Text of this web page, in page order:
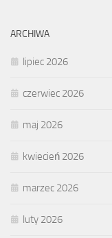
ARCHIWA
lipiec 2026
czerwiec 2026
maj 2026
kwiecień 2026
marzec 2026
luty 2026